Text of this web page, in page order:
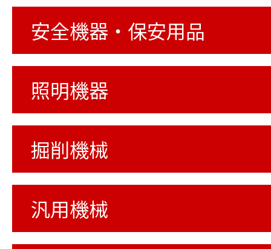
安全機器・保安用品
照明機器
掘削機械
汎用機械